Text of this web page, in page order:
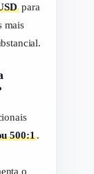
para
mais
500:1 .
o